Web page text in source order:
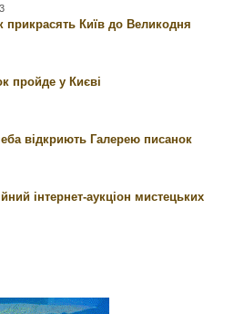
прикрасять Київ до Великодня
пройде у Києві
відкриють Галерею писанок
інтернет-аукціон мистецьких